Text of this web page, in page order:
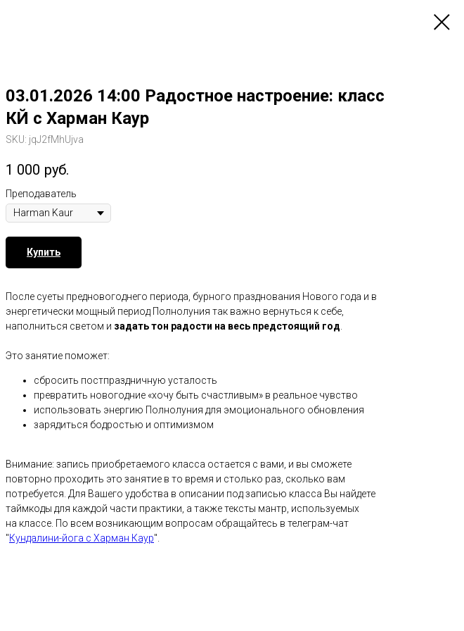
03.01.2026 14:00 Радостное настроение: класс
КЙ с Харман Каур
SKU: jqJ2fMhUjva
1 000 руб.
Преподаватель
Купить
После суеты предновогоднего периода, бурного празднования Нового года и в
энергетически мощный период Полнолуния так важно вернуться к себе,
наполниться светом и задать тон радости на весь предстоящий год.
Это занятие поможет:
сбросить постпраздничную усталость
превратить новогодние «хочу быть счастливым» в реальное чувство
использовать энергию Полнолуния для эмоционального обновления
зарядиться бодростью и оптимизмом
Внимание: запись приобретаемого класса остается с вами, и вы сможете
повторно проходить это занятие в то время и столько раз, сколько вам
потребуется. Для Вашего удобства в описании под записью класса Вы найдете
таймкоды для каждой части практики, а также тексты мантр, используемых
на классе. По всем возникающим вопросам обращайтесь в телеграм-чат
"Кундалини-йога с Харман Каур".